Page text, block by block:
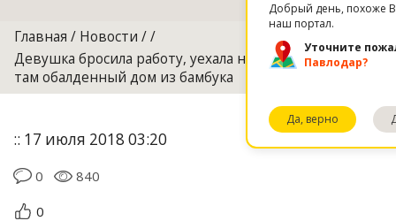
Добрый день, похоже
наш портал.
Уточните
Павлодар?
Да, верно
Главная / Новости //
Девушка бросила работу, уехала на Бали и построила
там обалденный дом из бамбука
:: 17 июля 2018 03:20
0
840
0